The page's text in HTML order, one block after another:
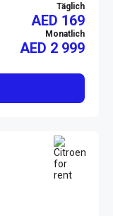
Täglich
AED 169
Monatlich
AED 2 999